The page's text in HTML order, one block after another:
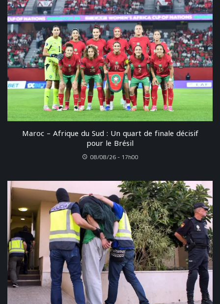
Maroc – Afrique du Sud : Un quart de finale décisif
pour le Brésil
08/08/26 - 17h00